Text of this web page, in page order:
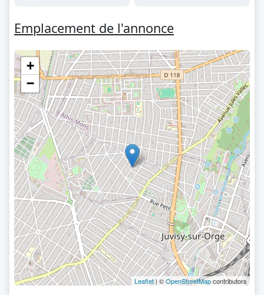
Emplacement de l'annonce
+
−
Leaflet| ©OpenStreetMapcontributors